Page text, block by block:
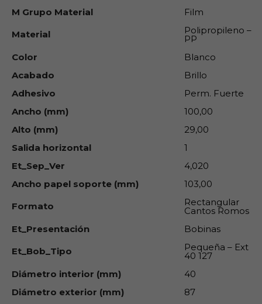
M Grupo Material
Film
Material
Polipropileno –
PP
Color
Blanco
Acabado
Brillo
Adhesivo
Perm. Fuerte
Ancho (mm)
100,00
Alto (mm)
29,00
Salida horizontal
1
Et_Sep_Ver
4,020
Ancho papel soporte (mm)
103,00
Formato
Rectangular
Cantos Romos
Et_Presentación
Bobinas
Et_Bob_Tipo
Pequeña – Ext
40 127
Diámetro interior (mm)
40
Diámetro exterior (mm)
87